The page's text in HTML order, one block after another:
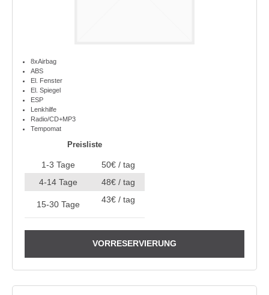
8xAirbag
ABS
El. Fenster
El. Spiegel
ESP
Lenkhilfe
Radio/CD+MP3
Tempomat
Preisliste
1-3 Tage
50€ / tag
4-14 Tage
48€ / tag
15-30 Tage 43€ / tag
VORRESERVIERUNG